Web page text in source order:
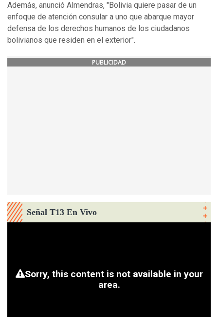
Además, anunció Almendras, "Bolivia quiere pasar de un
enfoque de atención consular a uno que abarque mayor
defensa de los derechos humanos de los ciudadanos
bolivianos que residen en el exterior".
PUBLICIDAD
Señal T13 En Vivo